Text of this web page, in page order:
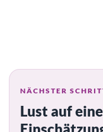
NÄCHSTER
Lust auf